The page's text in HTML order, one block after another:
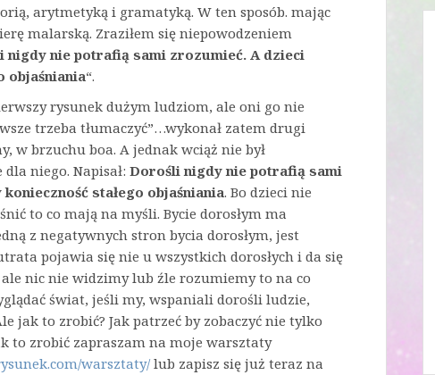
arytmetyką i gramatyką. W ten sposób. mając
malarską. Zraziłem się niepowodzeniem
nigdy nie potrafią sami zrozumieć. A dzieci
objaśniania“.
rysunek dużym ludziom, ale oni go nie
trzeba tłumaczyć”…wykonał zatem drugi
w brzuchu boa. A jednak wciąż nie był
niego. Napisał: Dorośli nigdy nie potrafią sami
stałego objaśniania. Bo dzieci nie
to co mają na myśli. Bycie dorosłym ma
z negatywnych stron bycia dorosłym, jest
pojawia się nie u wszystkich dorosłych i da się
ale nic nie widzimy lub źle rozumiemy to na co
świat, jeśli my, wspaniali dorośli ludzie,
jak to zrobić? Jak patrzeć by zobaczyć nie tylko
to zrobić zapraszam na moje warsztaty
warsztaty/lub zapisz się już teraz na